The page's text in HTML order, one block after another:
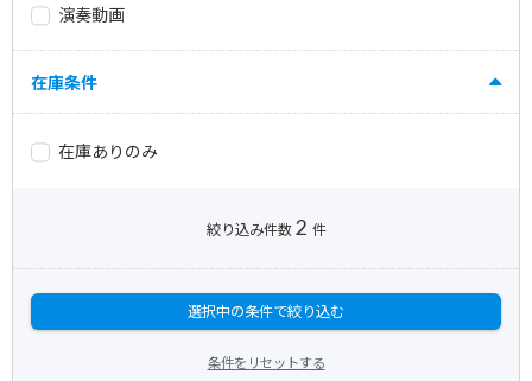
演奏動画
在庫条件
在庫ありのみ
絞り込み件数 2 件
選択中の条件で絞り込む
条件をリセットする